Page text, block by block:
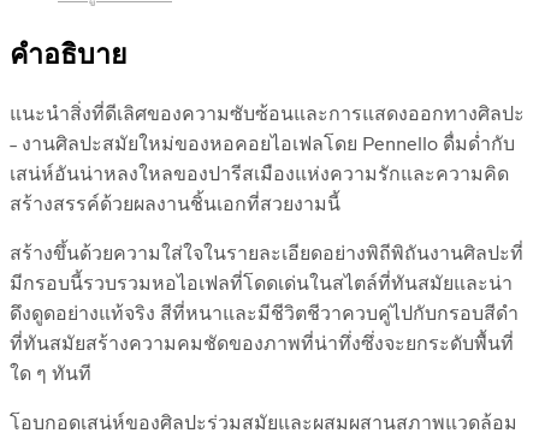
คำอธิบาย
แนะนำสิ่งที่ดีเลิศของความซับซ้อนและการแสดงออกทางศิลปะ
– งานศิลปะสมัยใหม่ของหอคอยไอเฟลโดย Pennello ดื่มด่ำกับ
เสน่ห์อันน่าหลงใหลของปารีสเมืองแห่งความรักและความคิด
สร้างสรรค์ด้วยผลงานชิ้นเอกที่สวยงามนี้
สร้างขึ้นด้วยความใส่ใจในรายละเอียดอย่างพิถีพิถันงานศิลปะที่
มีกรอบนี้รวบรวมหอไอเฟลที่โดดเด่นในสไตล์ที่ทันสมัยและน่า
ดึงดูดอย่างแท้จริง สีที่หนาและมีชีวิตชีวาควบคู่ไปกับกรอบสีดำ
ที่ทันสมัยสร้างความคมชัดของภาพที่น่าทึ่งซึ่งจะยกระดับพื้นที่
ใด ๆ ทันที
โอบกอดเสน่ห์ของศิลปะร่วมสมัยและผสมผสานสภาพแวดล้อม